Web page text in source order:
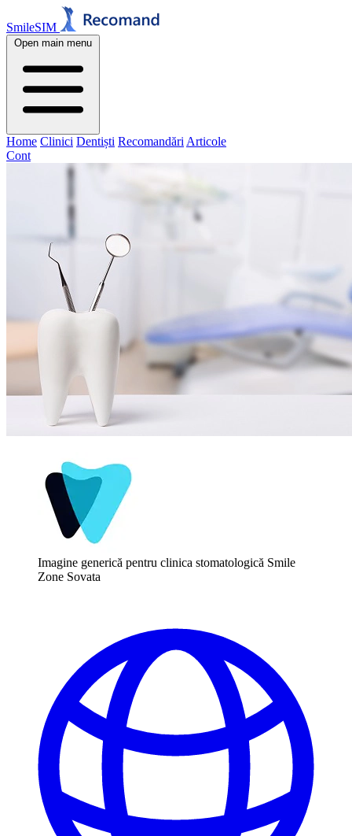
SmileSIM
Open main menu
Home Clinici Dentiști Recomandări Articole
Cont
Imagine generică pentru clinica stomatologică Smile
Zone Sovata